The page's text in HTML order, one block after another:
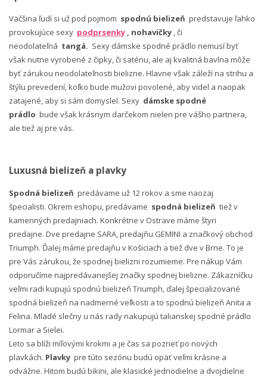
Väčšina ľudí si už pod pojmom spodnú bielizeň predstavuje ľahko
provokujúce sexy podprsenky , nohavičky , či
neodolateľná tangá. Sexy dámske spodné prádlo nemusí byť
však nutne vyrobené z čipky, či saténu, ale aj kvalitná bavlna môže
byť zárukou neodolateľnosti bielizne. Hlavne však záleží na strihu a
štýlu prevedení, koľko bude mužovi povolené, aby videl a naopak
zatajené, aby si sám domyslel. Sexy dámske spodné
prádlo bude však krásnym darčekom nielen pre vášho partnera,
ale tiež aj pre vás.
Luxusná bielizeň a plavky
Spodná bielizeň predávame už 12 rokov a sme naozaj
špecialisti. Okrem eshopu, predávame spodná bielizeň tiež v
kamenných predajniach. Konkrétne v Ostrave máme štyri
predajne. Dve predajne SARA, predajňu GEMINI a značkový obchod
Triumph. Ďalej máme predajňu v Košiciach a tiež dve v Brne. To je
pre Vás zárukou, že spodnej bielizni rozumieme. Pre nákup Vám
odporučíme najpredávanejšej značky spodnej bielizne. Zákazníčku
veľmi radi kupujú spodnú bielizeň Triumph, ďalej špecializované
spodná bielizeň na nadmerné veľkosti a to spodnú bielizeň Anita a
Felina. Mladé slečny u nás rady nakupujú talianskej spodné prádlo
Lormar a Sielei.
Leto sa blíži míľovými krokmi a je čas sa pozrieť po nových
plavkách. Plavky pre túto sezónu budú opäť veľmi krásne a
odvážne. Hitom budú bikini, ale klasické jednodielne a dvojdielne